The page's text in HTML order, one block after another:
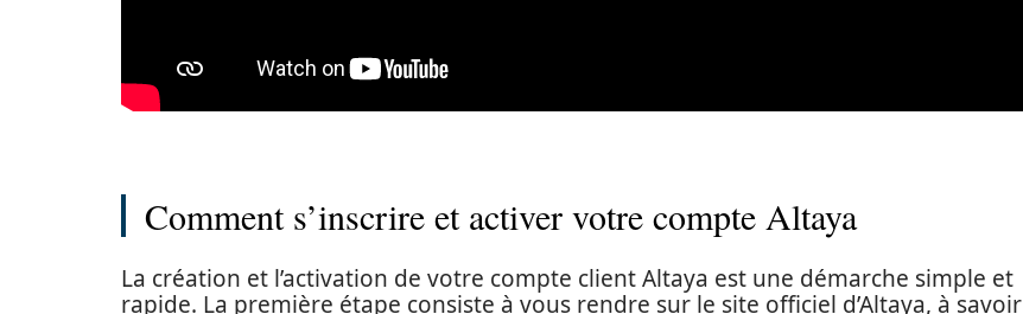
Comment s’inscrire et activer votre compte Altaya
La création et l’activation de votre compte client Altaya est une démarche simple et
rapide. La première étape consiste à vous rendre sur le site officiel d’Altaya, à savoir